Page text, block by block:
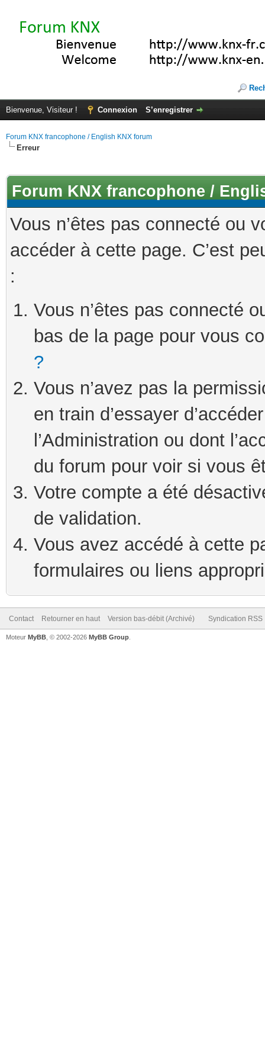
Bienvenue, Visiteur ! Connexion S’enregistrer
Forum KNX francophone / English KNX forum
Erreur
Forum KNX francophone /
Vous n’êtes pas connecté ou
accéder à cette page. C’est
:
Vous n’êtes pas connecté
bas de la page pour vous
?
Vous n’avez pas la
en train d’essayer
l’Administration ou dont
du forum pour voir si vous
Votre compte a été
de validation.
Vous avez accédé à cette
formulaires ou liens
Contact Retourner en haut Version bas-débit (Archivé) Syndication RSS
Moteur MyBB , © 2002-2026 MyBB Group